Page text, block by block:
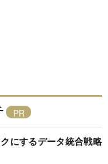
にするデータ統合戦略